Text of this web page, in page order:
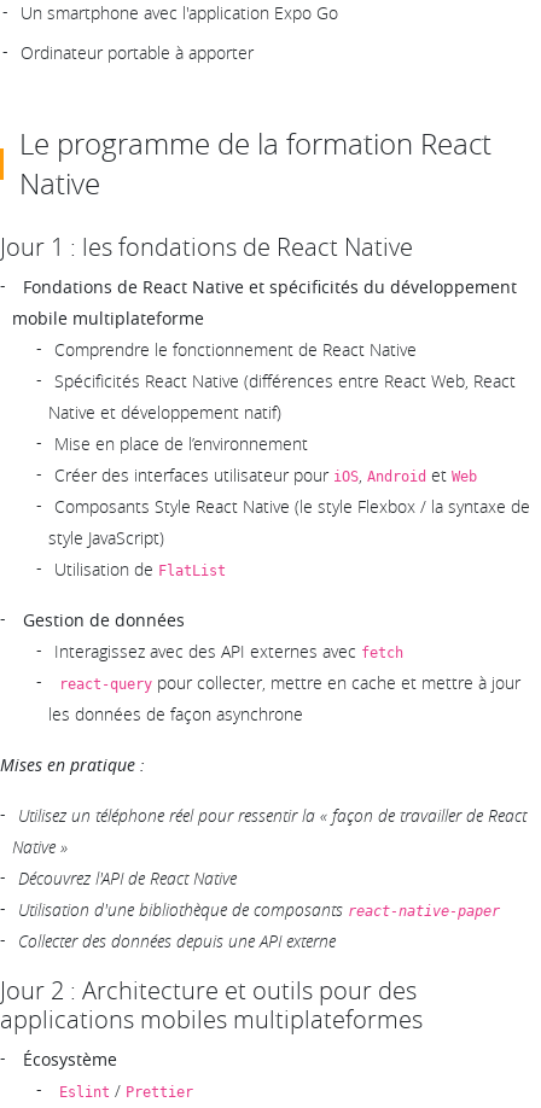
Un smartphone avec l'application Expo Go
Ordinateur portable à apporter
Le programme de la formation React
Native
Jour 1 : les fondations de React Native
Fondations de React Native et spécificités du développement
mobile multiplateforme
Comprendre le fonctionnement de React Native
Spécificités React Native (différences entre React Web, React
Native et développement natif)
Mise en place de l’environnement
Créer des interfaces utilisateur pour iOS Android et Web
Composants Style React Native (le style Flexbox / la syntaxe de
style JavaScript)
Utilisation de FlatList
Gestion de données
Interagissez avec des API externes avec fetch
react-query pour collecter, mettre en cache et mettre à jour
les données de façon asynchrone
Mises en pratique :
Utilisez un téléphone réel pour ressentir la « façon de travailler de React
Native »
Découvrez l'API de React Native
Utilisation d'une bibliothèque de composants react-native-paper
Collecter des données depuis une API externe
Jour 2 : Architecture et outils pour des
applications mobiles multiplateformes
Écosystème
Eslint / Prettier